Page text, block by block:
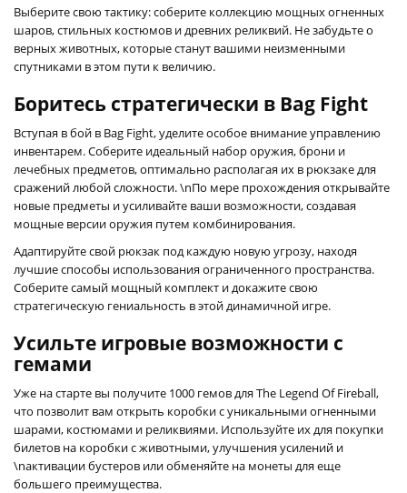
Выберите свою тактику: соберите коллекцию мощных огненных
шаров, стильных костюмов и древних реликвий. Не забудьте о
верных животных, которые станут вашими неизменными
спутниками в этом пути к величию.
Боритесь стратегически в Bag Fight
Вступая в бой в Bag Fight, уделите особое внимание управлению
инвентарем. Соберите идеальный набор оружия, брони и
лечебных предметов, оптимально располагая их в рюкзаке для
сражений любой сложности. \nПо мере прохождения открывайте
новые предметы и усиливайте ваши возможности, создавая
мощные версии оружия путем комбинирования.
Адаптируйте свой рюкзак под каждую новую угрозу, находя
лучшие способы использования ограниченного пространства.
Соберите самый мощный комплект и докажите свою
стратегическую гениальность в этой динамичной игре.
Усильте игровые возможности с
гемами
Уже на старте вы получите 1000 гемов для The Legend Of Fireball,
что позволит вам открыть коробки с уникальными огненными
шарами, костюмами и реликвиями. Используйте их для покупки
билетов на коробки с животными, улучшения усилений и
\nактивации бустеров или обменяйте на монеты для еще
большего преимущества.